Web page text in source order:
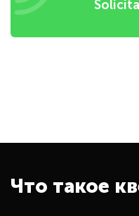
Что такое